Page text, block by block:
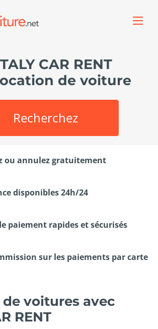
CAR RENT
de voiture
Recherchez
ou annulez gratuitement
disponibles 24h/24
paiement rapides et sécurisés
sur les paiements par carte
voitures avec
RENT